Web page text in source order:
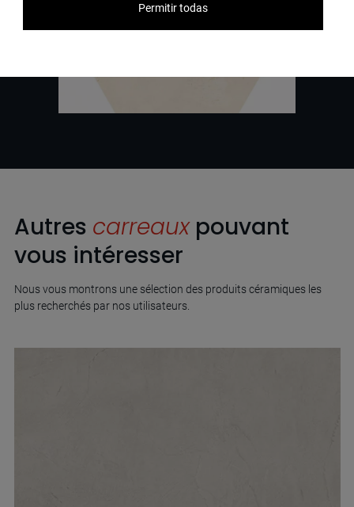
Autres carreauxpouvant
vous intéresser
Nous vous montrons une sélection des produits céramiques les
plus recherchés par nos utilisateurs.
Permitir todas